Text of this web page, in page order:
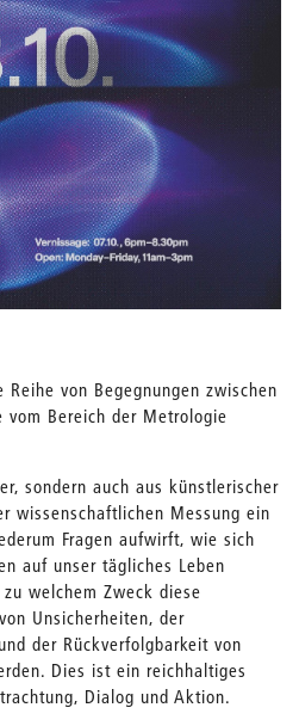
von Begegnungen zwischen
vom Bereich der Metrologie
sondern auch aus künstlerischer
wissenschaftlichen Messung ein
Fragen aufwirft, wie sich
auf unser tägliches Leben
welchem Zweck diese
Unsicherheiten, der
der Rückverfolgbarkeit von
Dies ist ein reichhaltiges
Dialog und Aktion.